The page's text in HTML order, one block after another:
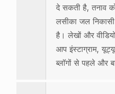
दे सकती है, तनाव
लसीका जल
है। लेखों और
आप इंस्टाग्राम,
ब्लॉगों से पहले और